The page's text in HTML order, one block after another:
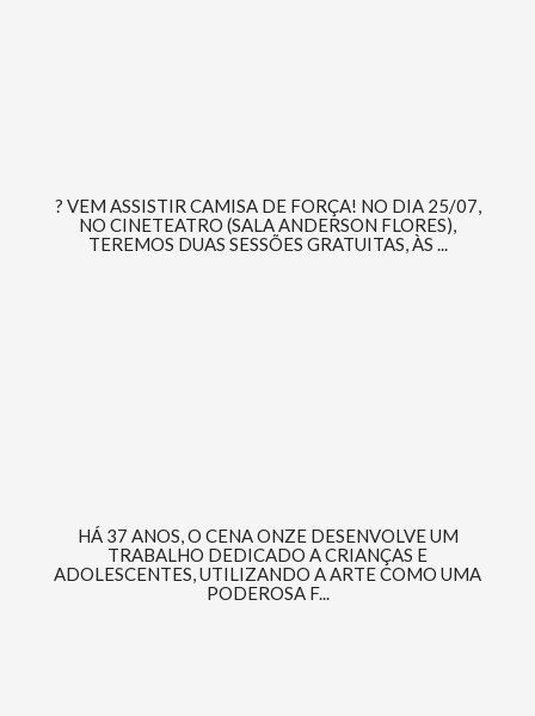
? VEM ASSISTIR CAMISA DE FORÇA! NO DIA 25/07,
NO CINETEATRO (SALA ANDERSON FLORES),
TEREMOS DUAS SESSÕES GRATUITAS, ÀS ...
HÁ 37 ANOS, O CENA ONZE DESENVOLVE UM
TRABALHO DEDICADO A CRIANÇAS E
ADOLESCENTES, UTILIZANDO A ARTE COMO UMA
PODEROSA F...